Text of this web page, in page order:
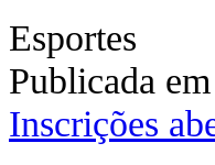
Esportes
Publicada
Inscrições